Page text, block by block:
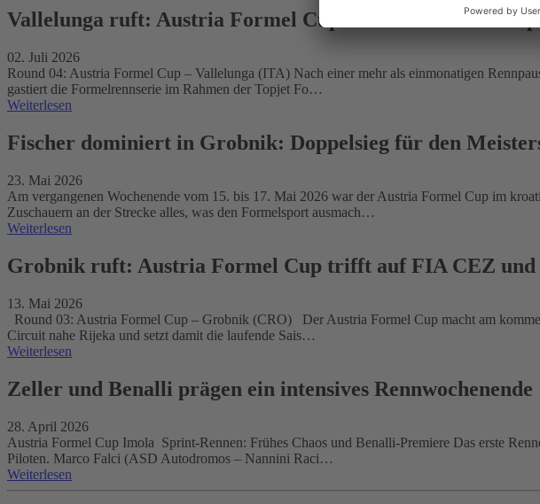
Vallelunga ruft: Austria Formel Cup kehrt nach
02. Juli 2026
Round 04: Austria Formel Cup – Vallelunga (ITA) Nach einer mehr als einmonatigen
gastiert die Formelrennserie im Rahmen der Topjet Fo…
Weiterlesen
Fischer dominiert in Grobnik: Doppelsieg für den
23. Mai 2026
Am vergangenen Wochenende vom 15. bis 17. Mai 2026 war der Austria Formel Cup im
Zuschauern an der Strecke alles, was den Formelsport ausmach…
Weiterlesen
Grobnik ruft: Austria Formel Cup trifft auf FIA CEZ und
13. Mai 2026
Round 03: Austria Formel Cup – Grobnik (CRO) Der Austria Formel Cup macht am
Circuit nahe Rijeka und setzt damit die laufende Sais…
Weiterlesen
Zeller und Benalli prägen ein intensives Rennwochenende
28. April 2026
Austria Formel Cup Imola Sprint-Rennen: Frühes Chaos und Benalli-Premiere Das erste
Piloten. Marco Falci (ASD Autodromos – Nannini Raci…
Weiterlesen